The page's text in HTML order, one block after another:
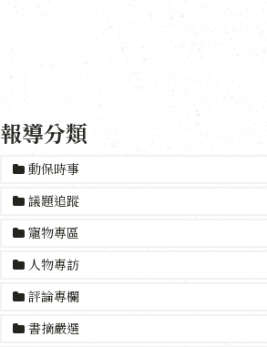
報導分類
動保時事
議題追蹤
寵物專區
人物專訪
評論專欄
書摘嚴選